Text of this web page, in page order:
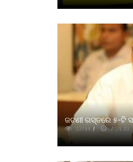
ଜଟଣୀ ଗସ୍ତରେ ୫-ଟି
13794 AUG